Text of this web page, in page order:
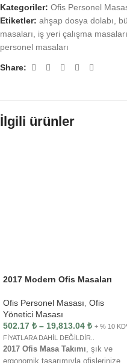
Kategoriler: Ofis Personel
Etiketler: ahşap dosya dolabı
masaları
iş yeri çalışma masaları
personel masaları
Share:
İlgili ürünler
2017 Modern Ofis Masaları
Ofis Personel Masası Ofis
Yönetici Masası
502.17 ₺ – 19,813.04 ₺ + % 10
FİYATLARA DAHİL DEĞİLDİR..
2017 Ofis Masa Takımı , şık ve
ergonomik tasarımıyla ofislerinize